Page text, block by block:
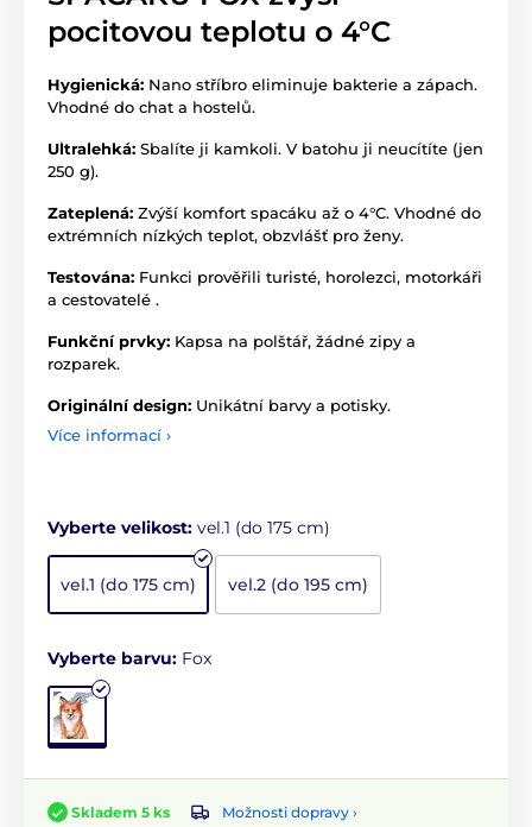
pocitovou teplotu o 4°C
Hygienická: Nano stříbro eliminuje bakterie a zápach.
Vhodné do chat a hostelů.
Ultralehká: Sbalíte ji kamkoli. V batohu ji neucítíte (jen
250 g).
Zateplená: Zvýší komfort spacáku až o 4°C. Vhodné do
extrémních nízkých teplot, obzvlášť pro ženy.
Testována: Funkci prověřili turisté, horolezci, motorkáři
a cestovatelé .
Funkční prvky: Kapsa na polštář, žádné zipy a
rozparek.
Originální design: Unikátní barvy a potisky.
Více informací ›
Vyberte velikost: vel.1 (do 175 cm)
vel.1 (do 175 cm) vel.2 (do 195 cm)
Vyberte barvu: Fox
Skladem 5 ks
Možnosti dopravy ›